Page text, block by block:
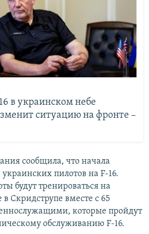
в украинском небе
ситуацию на фронте –
сообщила, что начала
пилотов на F-16.
будут тренироваться на
в Скридструпе вместе с 65
которые пройдут
обслуживанию F-16.